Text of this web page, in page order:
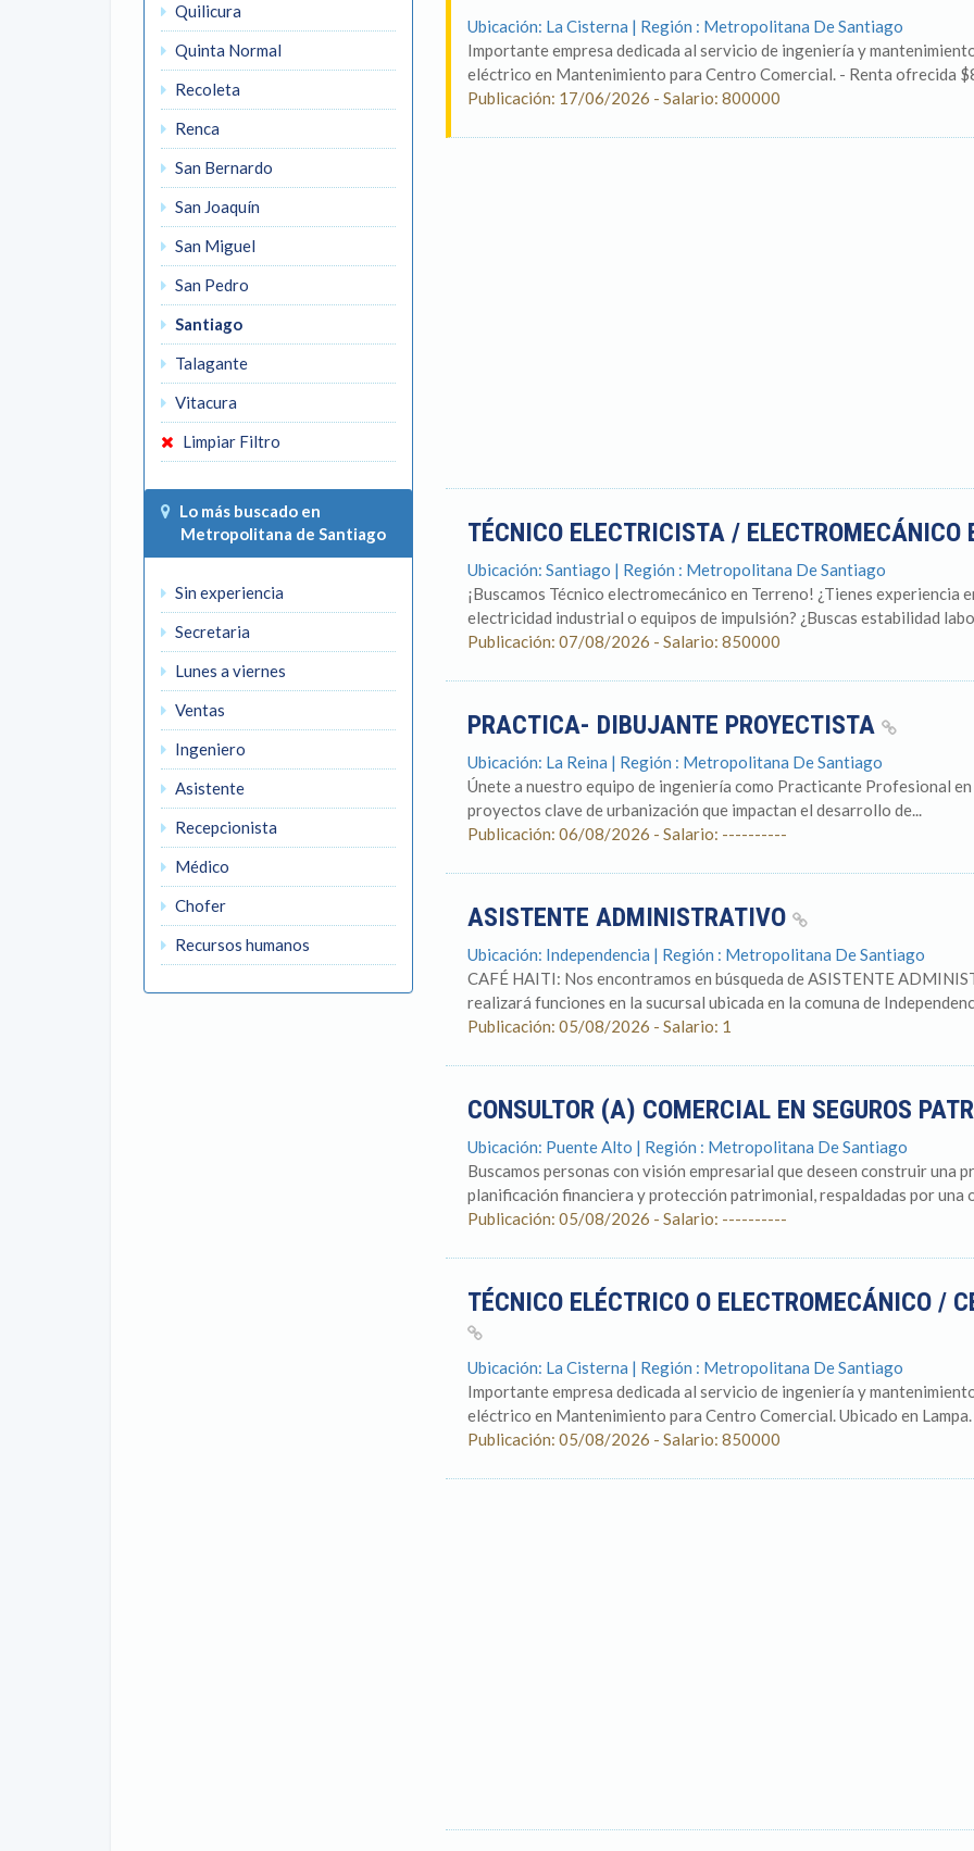
Quilicura
Quinta Normal
Recoleta
Renca
San Bernardo
San Joaquín
San Miguel
San Pedro
Santiago
Talagante
Vitacura
Limpiar Filtro
Lo más buscado en
Metropolitana de Santiago
Sin experiencia
Secretaria
Lunes a viernes
Ventas
Ingeniero
Asistente
Recepcionista
Médico
Chofer
Recursos humanos
Ubicación: La Cisterna | Región : Metropolitana De Santiago
Importante empresa dedicada al servicio de ingeniería y
eléctrico en Mantenimiento para Centro Comercial. - Renta ofrecida
Publicación: 17/06/2026 - Salario: 800000
TÉCNICO ELECTRICISTA / ELECTROMECÁNICO
Ubicación: Santiago | Región : Metropolitana De Santiago
¡Buscamos Técnico electromecánico en Terreno! ¿Tienes experiencia
electricidad industrial o equipos de impulsión? ¿Buscas estabilidad
Publicación: 07/08/2026 - Salario: 850000
PRACTICA- DIBUJANTE PROYECTISTA
Ubicación: La Reina | Región : Metropolitana De Santiago
Únete a nuestro equipo de ingeniería como Practicante Profesional
proyectos clave de urbanización que impactan el desarrollo de...
Publicación: 06/08/2026 - Salario: ----------
ASISTENTE ADMINISTRATIVO
Ubicación: Independencia | Región : Metropolitana De Santiago
CAFÉ HAITI: Nos encontramos en búsqueda de ASISTENTE
realizará funciones en la sucursal ubicada en la comuna de
Publicación: 05/08/2026 - Salario: 1
CONSULTOR (A) COMERCIAL EN SEGUROS
Ubicación: Puente Alto | Región : Metropolitana De Santiago
Buscamos personas con visión empresarial que deseen construir una
planificación financiera y protección patrimonial, respaldadas por una
Publicación: 05/08/2026 - Salario: ----------
TÉCNICO ELÉCTRICO O ELECTROMECÁNICO /
Ubicación: La Cisterna | Región : Metropolitana De Santiago
Importante empresa dedicada al servicio de ingeniería y
eléctrico en Mantenimiento para Centro Comercial. Ubicado en Lampa.
Publicación: 05/08/2026 - Salario: 850000